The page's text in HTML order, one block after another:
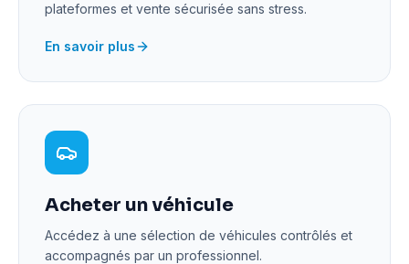
plateformes et vente sécurisée sans stress.
En savoir plus
Acheter un véhicule
Accédez à une sélection de véhicules contrôlés et
accompagnés par un professionnel.